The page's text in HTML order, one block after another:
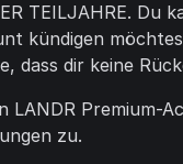
TEILJAHRE.
kündigen
dass dir keine
LANDR Premium-
zu.